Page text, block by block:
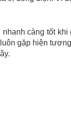
càng tốt
gặp hiện